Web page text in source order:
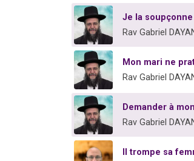
Je la
Rav Gabriel
Mon mari ne
Rav Gabriel
Demander à
Rav Gabriel
Il trompe sa